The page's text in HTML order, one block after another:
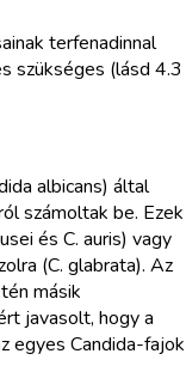
terfenadinnal
szükséges (lásd 4.3
albicans) által
számoltak be. Ezek
és C. auris) vagy
(C. glabrata). Az
másik
javasolt, hogy a
egyes Candida-fajok